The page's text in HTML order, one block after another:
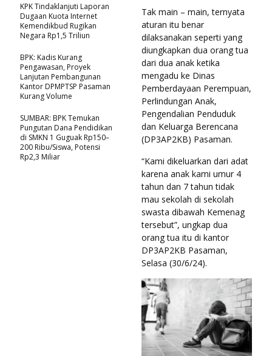
Tak main – main, ternyata
aturan itu benar
dilaksanakan seperti yang
diungkapkan dua orang tua
dari dua anak ketika
mengadu ke Dinas
Pemberdayaan Perempuan,
Perlindungan Anak,
Pengendalian Penduduk
dan Keluarga Berencana
(DP3AP2KB) Pasaman.
“Kami dikeluarkan dari adat
karena anak kami umur 4
tahun dan 7 tahun tidak
mau sekolah di sekolah
swasta dibawah Kemenag
tersebut”, ungkap dua
orang tua itu di kantor
DP3AP2KB Pasaman,
Selasa (30/6/24).
KPK Tindaklanjuti Laporan
Dugaan Kuota Internet
Kemendikbud Rugikan
Negara Rp1,5 Triliun
BPK: Kadis Kurang
Pengawasan, Proyek
Lanjutan Pembangunan
Kantor DPMPTSP Pasaman
Kurang Volume
SUMBAR: BPK Temukan
Pungutan Dana Pendidikan
di SMKN 1 Guguak Rp150–
200 Ribu/Siswa, Potensi
Rp2,3 Miliar